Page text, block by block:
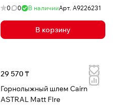
0 0 В наличииАрт. A9226231
В корзину
29 570 ₸
Горнолыжный шлем Cairn
ASTRAL Matt FIre